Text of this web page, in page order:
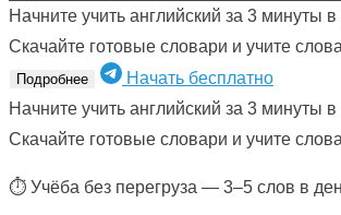
Начните учить английский за 3 минуты в
Скачайте готовые словари и учите
Подробнее
Начать бесплатно
Начните учить английский за 3 минуты в
Скачайте готовые словари и учите
⏱ Учёба без перегруза — 3–5 слов в